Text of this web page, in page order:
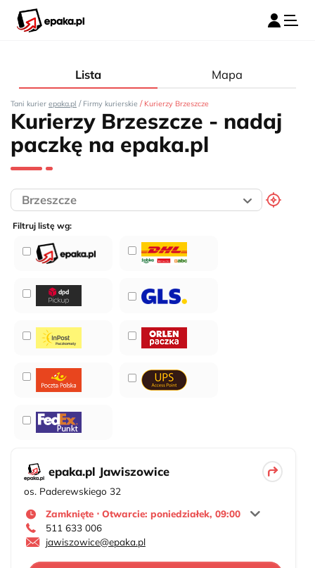
Lista Mapa
Tani kurier epaka.pl / Firmy kurierskie / Kurierzy Brzeszcze
Kurierzy Brzeszcze - nadaj
paczkę na epaka.pl
Filtruj listę wg:
epaka.pl Jawiszowice
os. Paderewskiego 32
Zamknięte ⋅ Otwarcie: poniedziałek, 09:00
511 633 006
jawiszowice@epaka.pl